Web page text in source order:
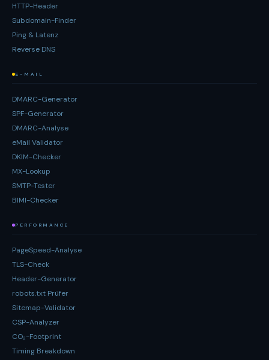
HTTP-Header
Subdomain-Finder
Ping & Latenz
Reverse DNS
E-MAIL
DMARC-Generator
SPF-Generator
DMARC-Analyse
eMail Validator
DKIM-Checker
MX-Lookup
SMTP-Tester
BIMI-Checker
PERFORMANCE
PageSpeed-Analyse
TLS-Check
Header-Generator
robots.txt Prüfer
Sitemap-Validator
CSP-Analyzer
CO₂-Footprint
Timing Breakdown